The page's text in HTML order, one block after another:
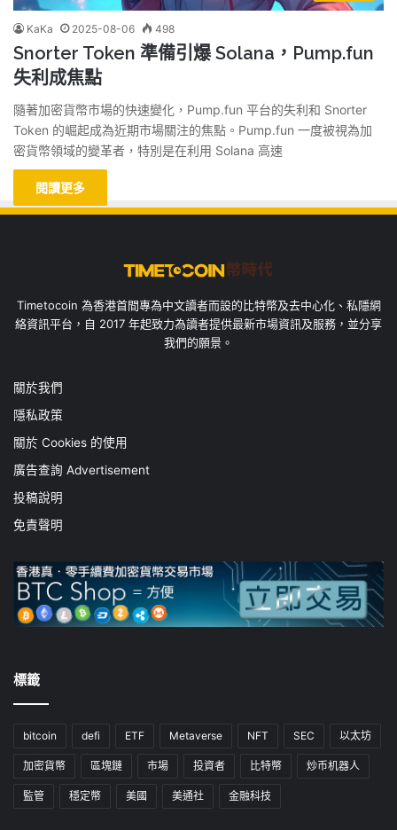
KaKa 2025-08-06 498
Snorter Token 準備引爆 Solana，Pump.fun
失利成焦點
隨著加密貨幣市場的快速變化，Pump.fun 平台的失利和 Snorter
Token 的崛起成為近期市場關注的焦點。Pump.fun 一度被視為加
密貨幣領域的變革者，特別是在利用 Solana 高速
閱讀更多
Timetocoin 為香港首間專為中文讀者而設的比特幣及去中心化、私隱網
絡資訊平台，自 2017 年起致力為讀者提供最新市場資訊及服務，並分享
我們的願景。
關於我們
隱私政策
關於 Cookies 的使用
廣告查詢 Advertisement
投稿說明
免責聲明
標籤
bitcoin defi ETF Metaverse NFT SEC 以太坊
加密貨幣 區塊鏈 市場 投資者 比特幣 炒币机器人
監管 穩定幣 美國 美通社 金融科技